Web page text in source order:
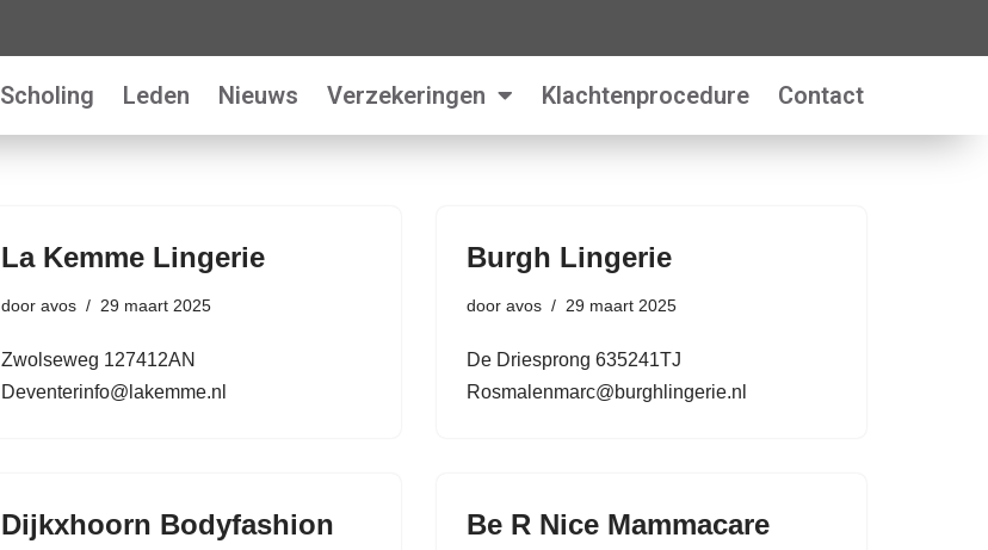
Scholing Leden Nieuws Verzekeringen Klachtenprocedure Contact
La Kemme Lingerie
door avos 29 maart 2025
Zwolseweg 127412AN
Deventerinfo@lakemme.nl
Burgh Lingerie
door avos 29 maart 2025
De Driesprong 635241TJ
Rosmalenmarc@burghlingerie.nl
Dijkxhoorn Bodyfashion
Be R Nice Mammacare